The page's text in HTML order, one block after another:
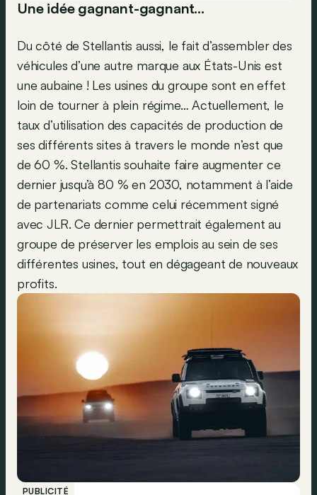
Une idée gagnant-gagnant…
Du côté de Stellantis aussi, le fait d’assembler des
véhicules d’une autre marque aux États-Unis est
une aubaine ! Les usines du groupe sont en effet
loin de tourner à plein régime… Actuellement, le
taux d’utilisation des capacités de production de
ses différents sites à travers le monde n’est que
de 60 %. Stellantis souhaite faire augmenter ce
dernier jusqu’à 80 % en 2030, notamment à l’aide
de partenariats comme celui récemment signé
avec JLR. Ce dernier permettrait également au
groupe de préserver les emplois au sein de ses
différentes usines, tout en dégageant de nouveaux
profits.
PUBLICITÉ